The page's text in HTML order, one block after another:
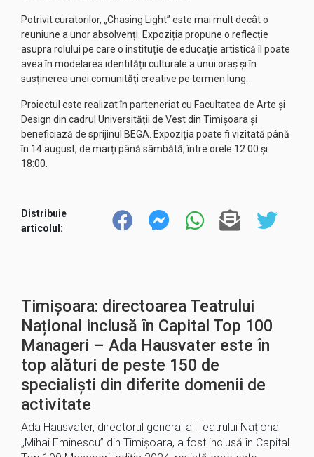
Potrivit curatorilor, „Chasing Light” este mai mult decât o
reuniune a unor absolvenți. Expoziția propune o reflecție
asupra rolului pe care o instituție de educație artistică îl poate
avea în modelarea identității culturale a unui oraș și în
susținerea unei comunități creative pe termen lung.
Proiectul este realizat în parteneriat cu Facultatea de Arte și
Design din cadrul Universității de Vest din Timișoara și
beneficiază de sprijinul BEGA. Expoziția poate fi vizitată până
în 14 august, de marți până sâmbătă, între orele 12:00 și
18:00.
Distribuie
articolul:
Timișoara: directoarea Teatrului
Național inclusă în Capital Top 100
Manageri – Ada Hausvater este în
top alături de peste 150 de
specialiști din diferite domenii de
activitate
Ada Hausvater, directorul general al Teatrului Național
„Mihai Eminescu” din Timișoara, a fost inclusă în Capital